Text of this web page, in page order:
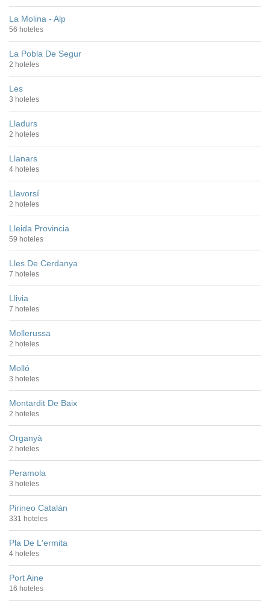
La Molina - Alp
56 hoteles
La Pobla De Segur
2 hoteles
Les
3 hoteles
Lladurs
2 hoteles
Llanars
4 hoteles
Llavorsí
2 hoteles
Lleida Provincia
59 hoteles
Lles De Cerdanya
7 hoteles
Llivia
7 hoteles
Mollerussa
2 hoteles
Molló
3 hoteles
Montardit De Baix
2 hoteles
Organyà
2 hoteles
Peramola
3 hoteles
Pirineo Catalán
331 hoteles
Pla De L'ermita
4 hoteles
Port Aine
16 hoteles